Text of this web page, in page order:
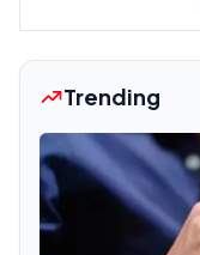
Trending